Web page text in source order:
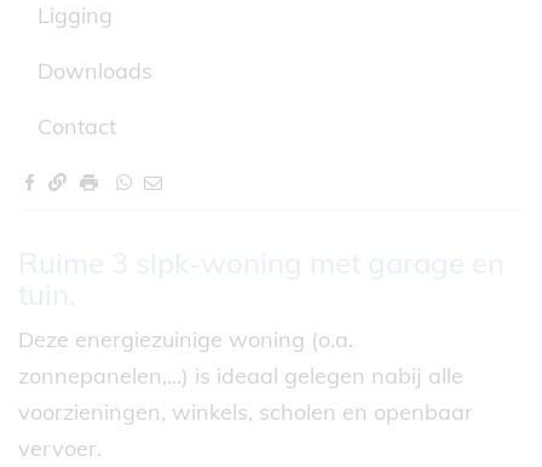
Ligging
Downloads
Contact
Omschrijving
Ruime 3 slpk-woning met garage en
tuin.
Deze energiezuinige woning (o.a.
zonnepanelen,...) is ideaal gelegen nabij alle
voorzieningen, winkels, scholen en openbaar
vervoer.